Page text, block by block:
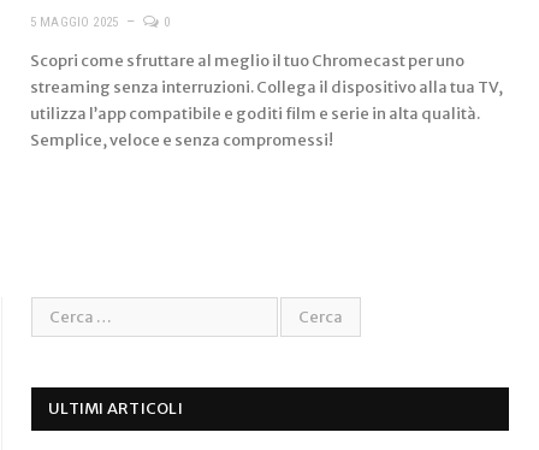
5 MAGGIO 2025 0
Scopri come sfruttare al meglio il tuo Chromecast per uno
streaming senza interruzioni. Collega il dispositivo alla tua TV,
utilizza l’app compatibile e goditi film e serie in alta qualità.
Semplice, veloce e senza compromessi!
ULTIMI ARTICOLI